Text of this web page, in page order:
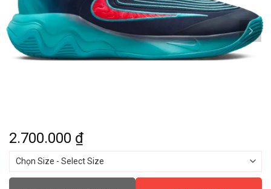
2.700.000 ₫